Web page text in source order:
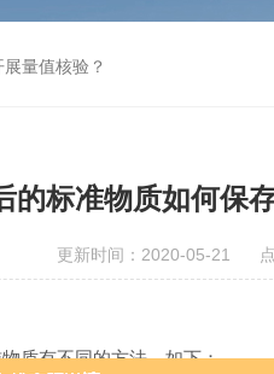
量值核验？
的标准物质如何保
更新时间：2020-05-21 点
质有不同的方法，如下：